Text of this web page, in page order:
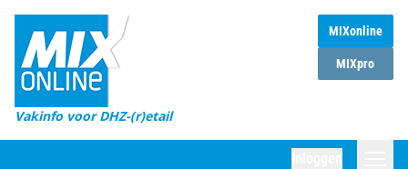
MIXonline
MIXpro
Vakinfo voor DHZ-(r)etail
Home
Magazines